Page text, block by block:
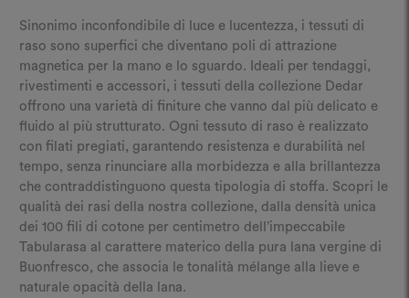
Sinonimo inconfondibile di luce e lucentezza, i tessuti di
raso sono superfici che diventano poli di attrazione
magnetica per la mano e lo sguardo. Ideali per tendaggi,
rivestimenti e accessori, i tessuti della collezione Dedar
offrono una varietà di finiture che vanno dal più delicato e
fluido al più strutturato. Ogni tessuto di raso è realizzato
con filati pregiati, garantendo resistenza e durabilità nel
tempo, senza rinunciare alla morbidezza e alla brillantezza
che contraddistinguono questa tipologia di stoffa. Scopri le
qualità dei rasi della nostra collezione, dalla densità unica
dei 100 fili di cotone per centimetro dell’impeccabile
Tabularasa al carattere materico della pura lana vergine di
Buonfresco, che associa le tonalità mélange alla lieve e
naturale opacità della lana.